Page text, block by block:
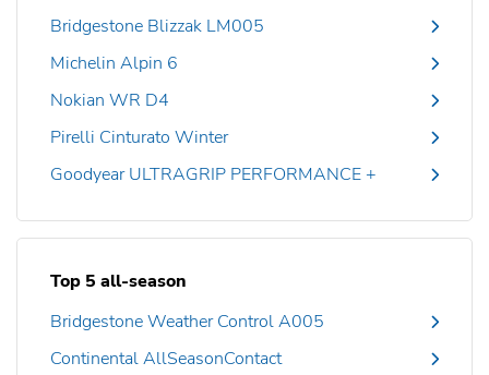
Bridgestone Blizzak LM005
Michelin Alpin 6
Nokian WR D4
Pirelli Cinturato Winter
Goodyear ULTRAGRIP PERFORMANCE +
Top 5 all-season
Bridgestone Weather Control A005
Continental AllSeasonContact